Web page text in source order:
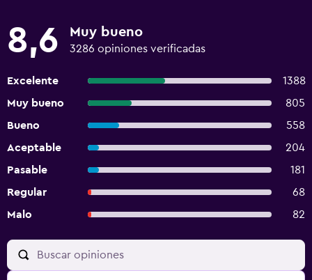
8,6 Muy bueno
3286 opiniones verificadas
Excelente
1388
Muy bueno
805
Bueno
558
Aceptable
204
Pasable
181
Regular
68
Malo
82